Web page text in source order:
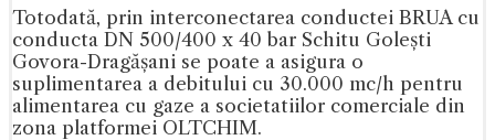
Totodată, prin interconectarea conductei BRUA cu
conducta DN 500/400 x 40 bar Schitu Golești
Govora-Dragășani se poate a asigura o
suplimentarea a debitului cu 30.000 mc/h pentru
alimentarea cu gaze a societatiilor comerciale din
zona platformei OLTCHIM.